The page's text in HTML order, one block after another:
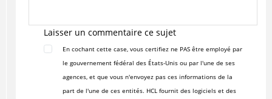
Laisser un commentaire ce sujet
En cochant cette case, vous certifiez ne PAS être employé par
le gouvernement fédéral des États-Unis ou par l'une de ses
agences, et que vous n'envoyez pas ces informations de la
part de l'une de ces entités. HCL fournit des logiciels et des